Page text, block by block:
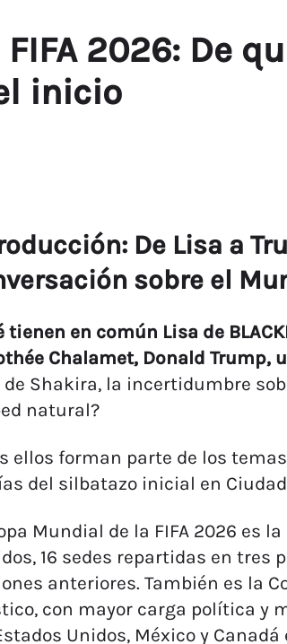
2026: De
inicio
De Lisa a
sobre el
tienen en común Lisa de
Chalamet, Donald Trump,
de Shakira, la incertidumbre
natural?
ellos forman parte de los
del silbatazo inicial en Ciudad
Mundial de la FIFA 2026 es
16 sedes repartidas en tres
anteriores. También es la
con mayor carga política y
Unidos, México y